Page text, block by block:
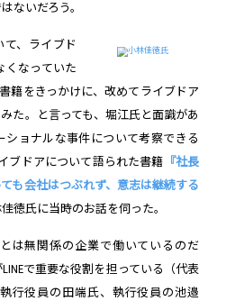
ないだろう。
て、ライブド
くなっていた
籍をきっかけに、改めてライブドア
た。と言っても、堀江氏と面識があ
ショナルな事件について考察できる
ブドアについて語られた書籍 『社長
も会社はつぶれず、意志は継続する
徳氏に当時のお話を伺った。
は無関係の企業で働いているのだ
で重要な役割を担っている（代表
行役員の田端氏、執行役員の池邉